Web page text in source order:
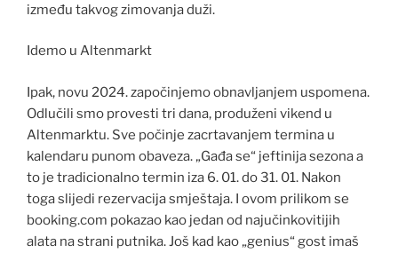
između takvog zimovanja duži.
Idemo u Altenmarkt
Ipak, novu 2024. započinjemo obnavljanjem uspomena.
Odlučili smo provesti tri dana, produženi vikend u
Altenmarktu. Sve počinje zacrtavanjem termina u
kalendaru punom obaveza. „Gađa se“ jeftinija sezona a
to je tradicionalno termin iza 6. 01. do 31. 01. Nakon
toga slijedi rezervacija smještaja. I ovom prilikom se
booking.com pokazao kao jedan od najučinkovitijih
alata na strani putnika. Još kad kao „genius“ gost imaš